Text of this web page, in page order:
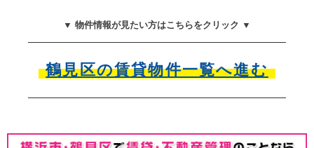
▼ 物件情報が見たい方はこちらをクリック ▼
鶴見区の賃貸物件一覧へ進む